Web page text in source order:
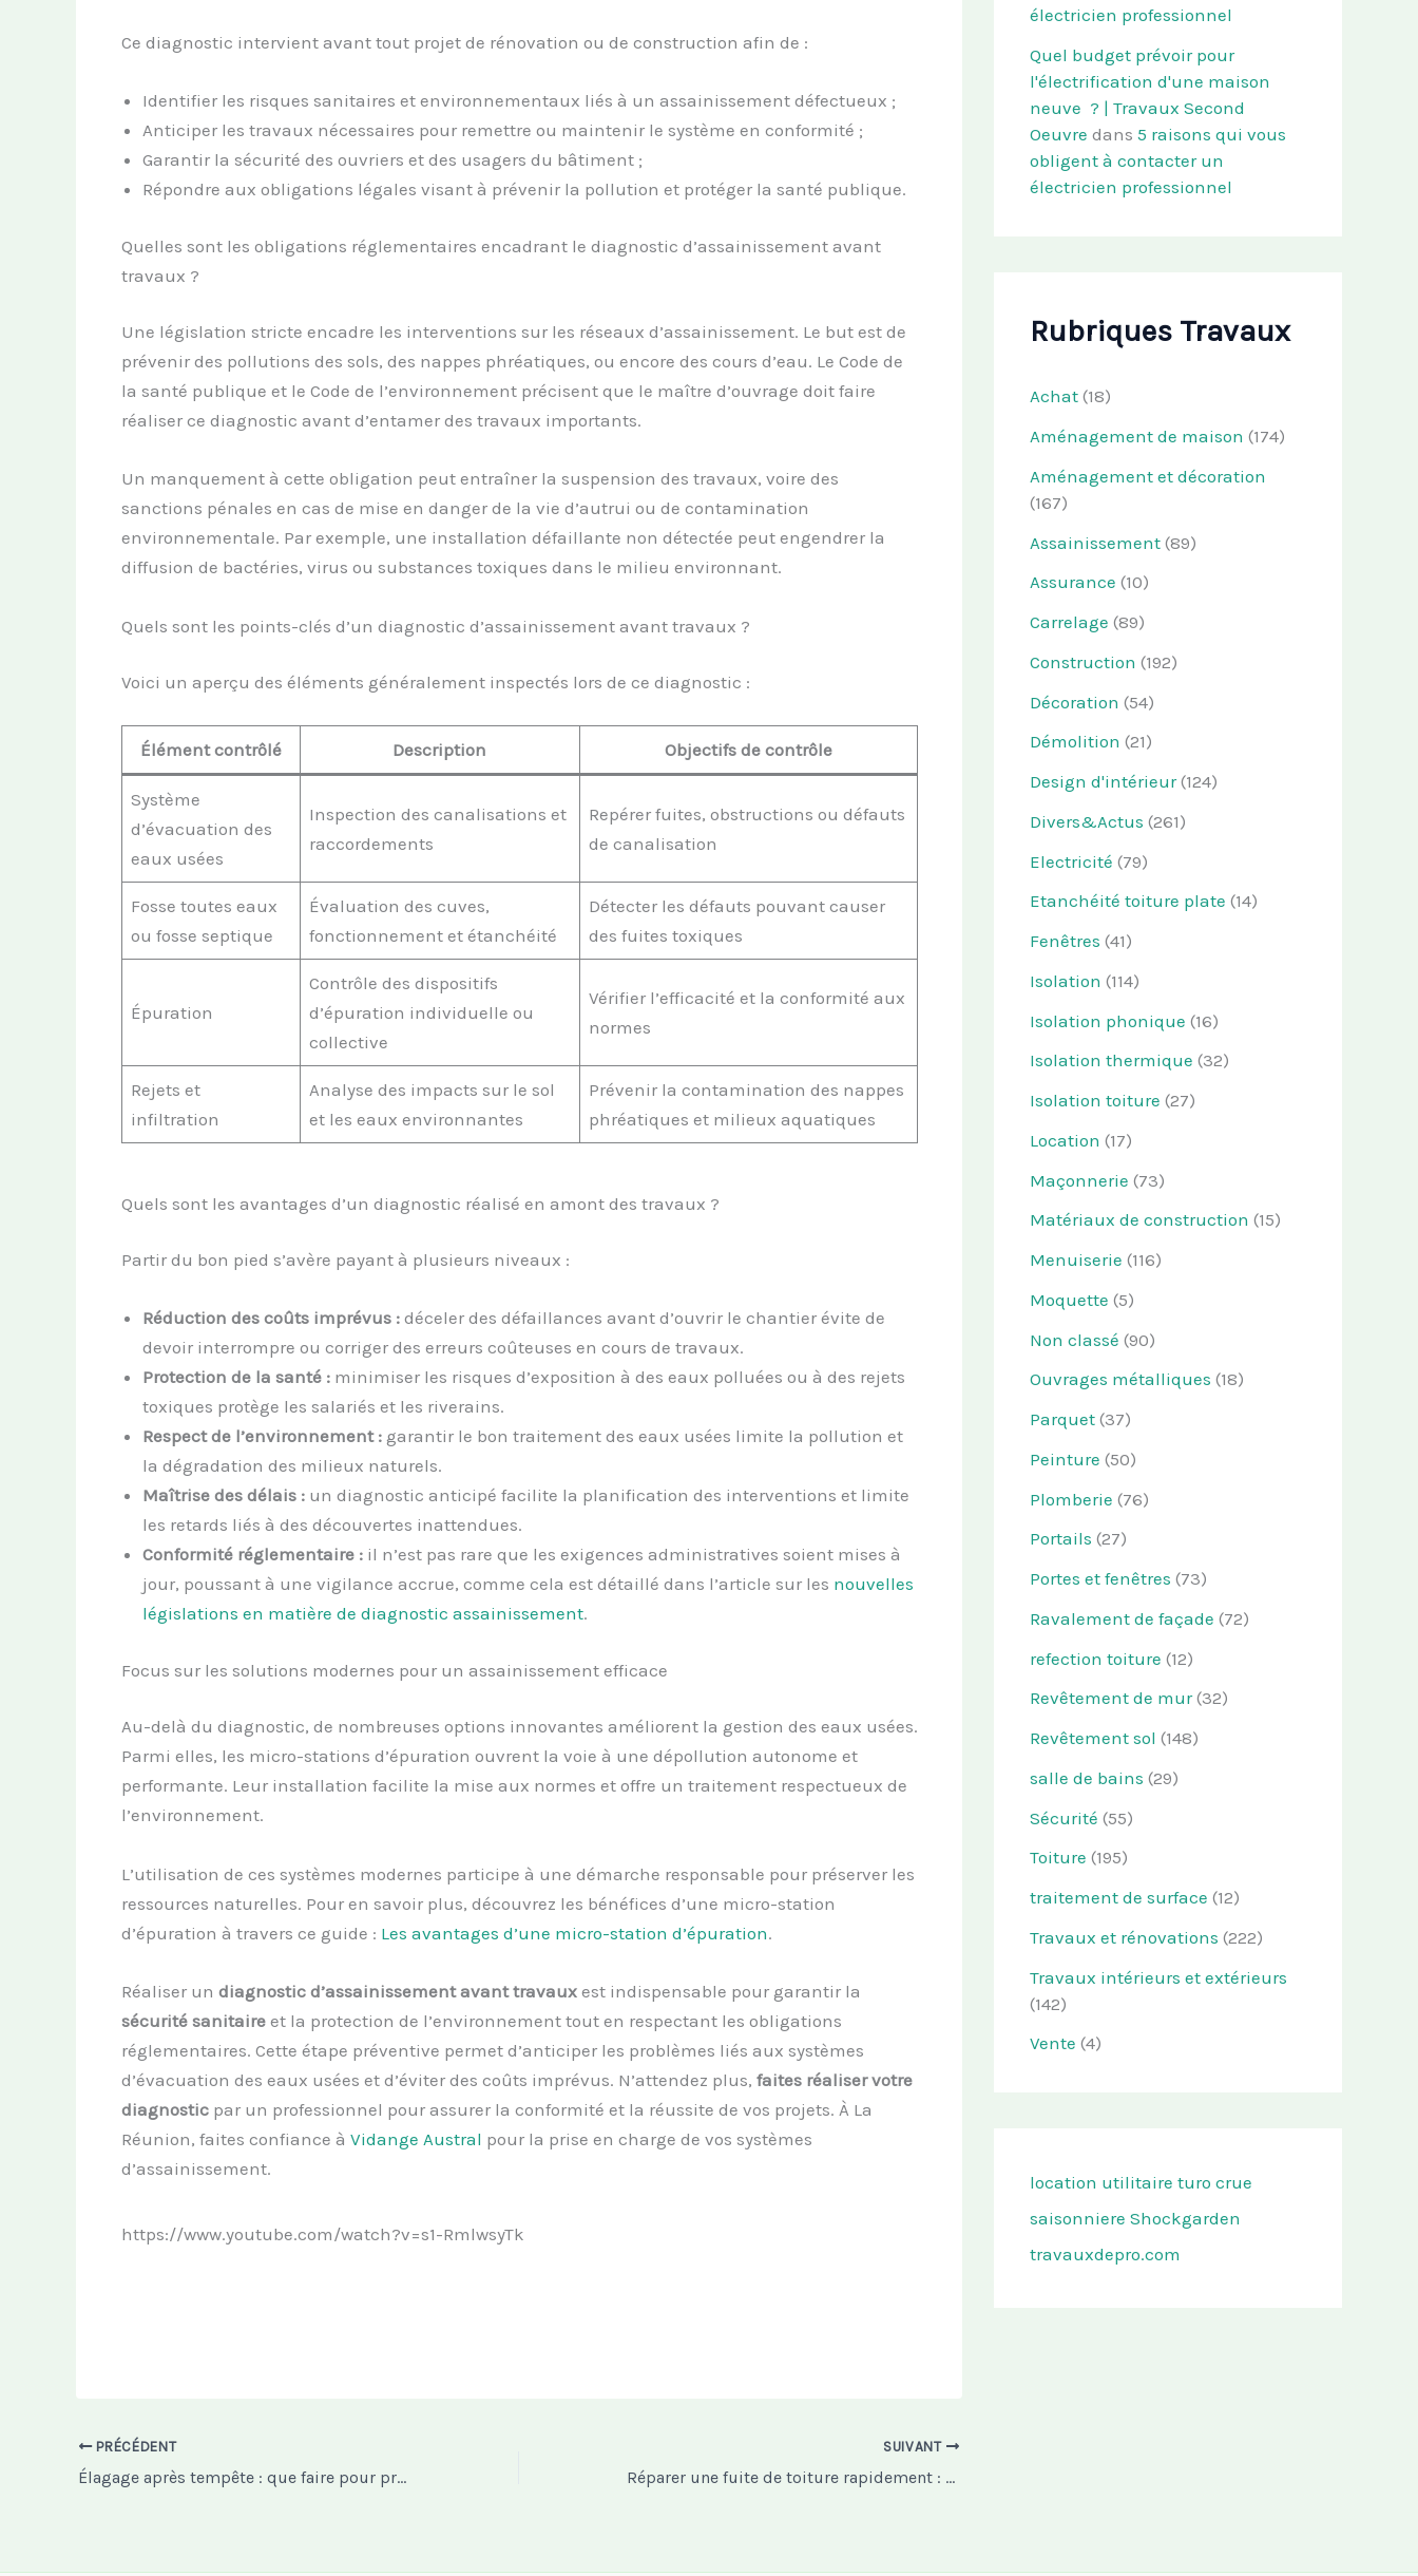
Ce diagnostic intervient avant tout projet de rénovation ou de construction afin de :
Identifier les risques sanitaires et environnementaux liés à un assainissement défectueux ;
Anticiper les travaux nécessaires pour remettre ou maintenir le système en conformité ;
Garantir la sécurité des ouvriers et des usagers du bâtiment ;
Répondre aux obligations légales visant à prévenir la pollution et protéger la santé publique.
Quelles sont les obligations réglementaires encadrant le diagnostic d’assainissement avant
travaux ?
Une législation stricte encadre les interventions sur les réseaux d’assainissement. Le but est de
prévenir des pollutions des sols, des nappes phréatiques, ou encore des cours d’eau. Le Code de
la santé publique et le Code de l’environnement précisent que le maître d’ouvrage doit faire
réaliser ce diagnostic avant d’entamer des travaux importants.
Un manquement à cette obligation peut entraîner la suspension des travaux, voire des
sanctions pénales en cas de mise en danger de la vie d’autrui ou de contamination
environnementale. Par exemple, une installation défaillante non détectée peut engendrer la
diffusion de bactéries, virus ou substances toxiques dans le milieu environnant.
Quels sont les points-clés d’un diagnostic d’assainissement avant travaux ?
Voici un aperçu des éléments généralement inspectés lors de ce diagnostic :
Élément contrôlé Description Objectifs de contrôle
Système
d’évacuation des
eaux usées
Inspection des canalisations et
raccordements
Repérer fuites, obstructions ou défauts
de canalisation
Fosse toutes eaux
ou fosse septique
Évaluation des cuves,
fonctionnement et étanchéité
Détecter les défauts pouvant causer
des fuites toxiques
Épuration
Contrôle des dispositifs
d’épuration individuelle ou
collective
Vérifier l’efficacité et la conformité aux
normes
Rejets et
infiltration
Analyse des impacts sur le sol
et les eaux environnantes
Prévenir la contamination des nappes
phréatiques et milieux aquatiques
Quels sont les avantages d’un diagnostic réalisé en amont des travaux ?
Partir du bon pied s’avère payant à plusieurs niveaux :
Réduction des coûts imprévus :déceler des défaillances avant d’ouvrir le chantier évite de
devoir interrompre ou corriger des erreurs coûteuses en cours de travaux.
Protection de la santé :minimiser les risques d’exposition à des eaux polluées ou à des rejets
toxiques protège les salariés et les riverains.
Respect de l’environnement :garantir le bon traitement des eaux usées limite la pollution et
la dégradation des milieux naturels.
Maîtrise des délais :un diagnostic anticipé facilite la planification des interventions et limite
les retards liés à des découvertes inattendues.
Conformité réglementaire :il n’est pas rare que les exigences administratives soient mises à
jour, poussant à une vigilance accrue, comme cela est détaillé dans l’article sur les nouvelles
législations en matière de diagnostic assainissement.
Focus sur les solutions modernes pour un assainissement efficace
Au-delà du diagnostic, de nombreuses options innovantes améliorent la gestion des eaux usées.
Parmi elles, les micro-stations d’épuration ouvrent la voie à une dépollution autonome et
performante. Leur installation facilite la mise aux normes et offre un traitement respectueux de
l’environnement.
L’utilisation de ces systèmes modernes participe à une démarche responsable pour préserver les
ressources naturelles. Pour en savoir plus, découvrez les bénéfices d’une micro-station
d’épuration à travers ce guide : Les avantages d’une micro-station d’épuration.
Réaliser un diagnostic d’assainissement avant travauxest indispensable pour garantir la
sécurité sanitaireet la protection de l’environnement tout en respectant les obligations
réglementaires. Cette étape préventive permet d’anticiper les problèmes liés aux systèmes
d’évacuation des eaux usées et d’éviter des coûts imprévus. N’attendez plus, faites réaliser votre
diagnosticpar un professionnel pour assurer la conformité et la réussite de vos projets. À La
Réunion, faites confiance à Vidange Austral pour la prise en charge de vos systèmes
d’assainissement.
https://www.youtube.com/watch?v=s1-RmlwsyTk
PRÉCÉDENT
Élagage après tempête : que faire pour protéger vos arbres ?
SUIVANT
Réparer une fuite de toiture rapidement : étapes à suivre
électricien professionnel
Quel budget prévoir pour
l'électrification d'une maison
neuve ? | Travaux Second
Oeuvre dans 5 raisons qui vous
obligent à contacter un
électricien professionnel
Rubriques Travaux
Achat (18)
Aménagement de maison (174)
Aménagement et décoration
(167)
Assainissement (89)
Assurance (10)
Carrelage (89)
Construction (192)
Décoration (54)
Démolition (21)
Design d'intérieur(124)
Divers&Actus (261)
Electricité (79)
Etanchéité toiture plate (14)
Fenêtres (41)
Isolation (114)
Isolation phonique (16)
Isolation thermique (32)
Isolation toiture (27)
Location (17)
Maçonnerie (73)
Matériaux de construction (15)
Menuiserie (116)
Moquette (5)
Non classé (90)
Ouvrages métalliques (18)
Parquet (37)
Peinture (50)
Plomberie (76)
Portails (27)
Portes et fenêtres (73)
Ravalement de façade (72)
refection toiture (12)
Revêtement de mur(32)
Revêtement sol (148)
salle de bains (29)
Sécurité (55)
Toiture (195)
traitement de surface (12)
Travaux et rénovations (222)
Travaux intérieurs et extérieurs
(142)
Vente (4)
location utilitaire turo crue
saisonniere Shockgarden
travauxdepro.com